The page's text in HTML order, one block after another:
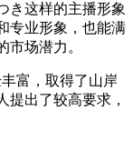
き这样的主播形象
专业形象，也能满
市场潜力。
富，取得了山岸
提出了较高要求，